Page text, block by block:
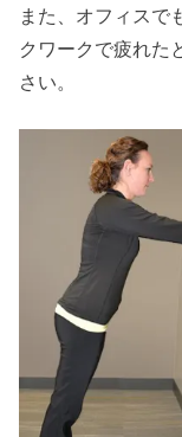
また、オフィスで
クワークで疲れた
さい。